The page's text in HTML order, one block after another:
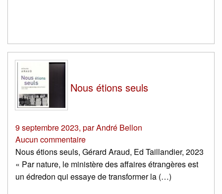
Nous étions seuls
9 septembre 2023, parAndré Bellon
Aucun commentaire
Nous étions seuls, Gérard Araud, Ed Taillandier, 2023
« Par nature, le ministère des affaires étrangères est
un édredon qui essaye de transformer la (…)